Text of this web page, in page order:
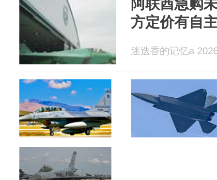
阿联酋急购
方定价有自
迷迭香的记忆a